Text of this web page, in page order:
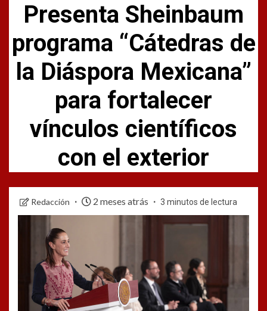
Presenta Sheinbaum
programa “Cátedras de
la Diáspora Mexicana”
para fortalecer
vínculos científicos
con el exterior
Redacción 2 meses atrás 3 minutos de lectura